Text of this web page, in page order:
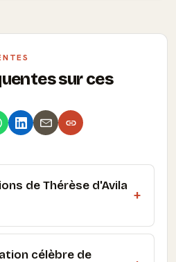
sur ces
de Thérèse d'Avila
célèbre de